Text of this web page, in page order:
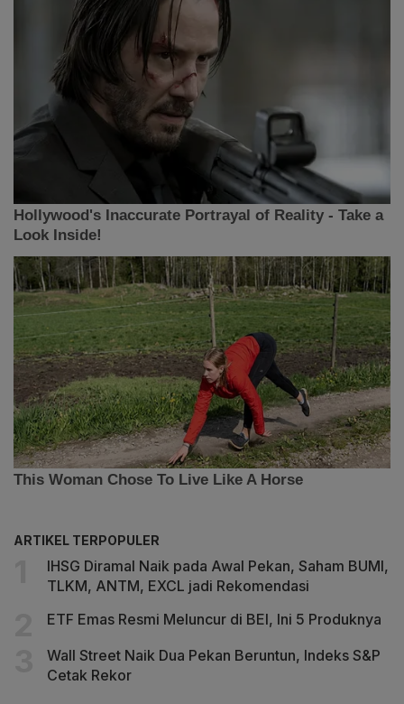
ARTIKEL TERPOPULER
IHSG Diramal Naik pada Awal Pekan, Saham BUMI,
TLKM, ANTM, EXCL jadi Rekomendasi
ETF Emas Resmi Meluncur di BEI, Ini 5 Produknya
Wall Street Naik Dua Pekan Beruntun, Indeks S&P
Cetak Rekor